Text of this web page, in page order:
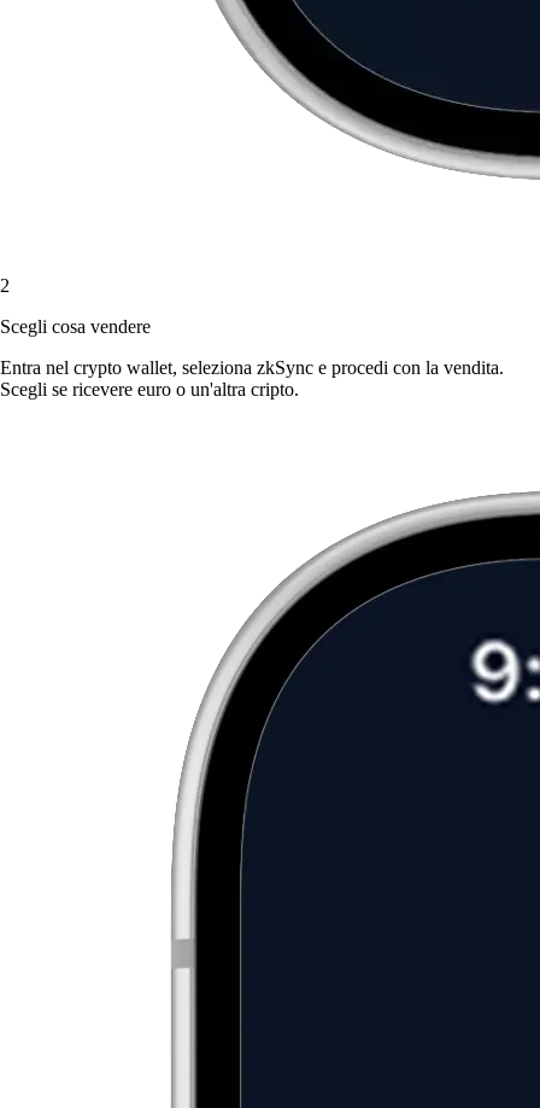
2
Scegli cosa vendere
Entra nel crypto wallet, seleziona zkSync e procedi con la vendita.
Scegli se ricevere euro o un'altra cripto.